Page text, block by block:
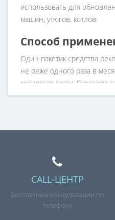
использовать для
машин, утюгов, котлов.
Способ
Один пакетик средства
не реже одного раза в
жесткости воды. Порошок
отделения для
стиральной машине есть
УДАЛЯЕТ ОТЛОЖЕНИЯ
элемента и внутренних
нагревательный элемент
ремонтов и более низкое
CALL-ЦЕНТР
Бесплатные консультации по
телефону